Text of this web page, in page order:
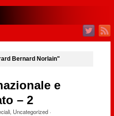
Bernard Norlain"
e
– 2
, Uncategorized·